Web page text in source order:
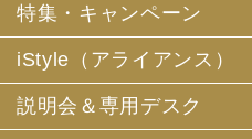
特集・キャンペーン
iStyle（アライアンス）
説明会＆専用デスク